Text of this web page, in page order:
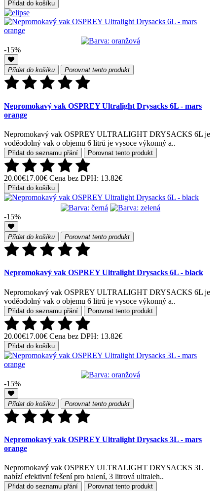
Přidat do košíku
-15%
Přidat do košíku Porovnat tento produkt
Nepromokavý vak OSPREY Ultralight Drysacks 6L - mars
orange
Nepromokavý vak OSPREY ULTRALIGHT DRYSACKS 6L je
voděodolný vak o objemu 6 litrů je vysoce výkonný a..
Přidat do seznamu přání Porovnat tento produkt
20.00€17.00€ Cena bez DPH: 13.82€
Přidat do košíku
-15%
Přidat do košíku Porovnat tento produkt
Nepromokavý vak OSPREY Ultralight Drysacks 6L - black
Nepromokavý vak OSPREY ULTRALIGHT DRYSACKS 6L je
voděodolný vak o objemu 6 litrů je vysoce výkonný a..
Přidat do seznamu přání Porovnat tento produkt
20.00€17.00€ Cena bez DPH: 13.82€
Přidat do košíku
-15%
Přidat do košíku Porovnat tento produkt
Nepromokavý vak OSPREY Ultralight Drysacks 3L - mars
orange
Nepromokavý vak OSPREY ULTRALIGHT DRYSACKS 3L
nabízí efektivní řešení pro balení, 3 litrová ultraleh..
Přidat do seznamu přání Porovnat tento produkt